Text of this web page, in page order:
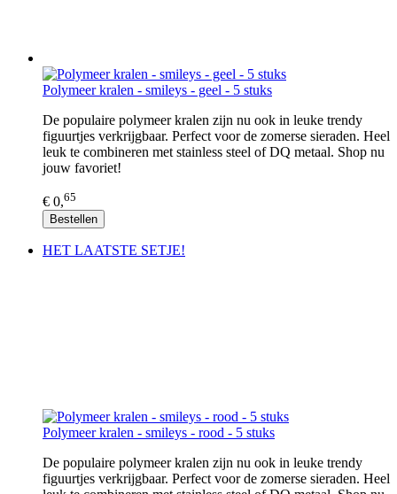
Polymeer kralen - smileys - geel - 5 stuks
De populaire polymeer kralen zijn nu ook in leuke trendy
figuurtjes verkrijgbaar. Perfect voor de zomerse sieraden. Heel
leuk te combineren met stainless steel of DQ metaal. Shop nu
jouw favoriet!
€ 0,65
Bestellen
HET LAATSTE SETJE!
Polymeer kralen - smileys - rood - 5 stuks
De populaire polymeer kralen zijn nu ook in leuke trendy
figuurtjes verkrijgbaar. Perfect voor de zomerse sieraden. Heel